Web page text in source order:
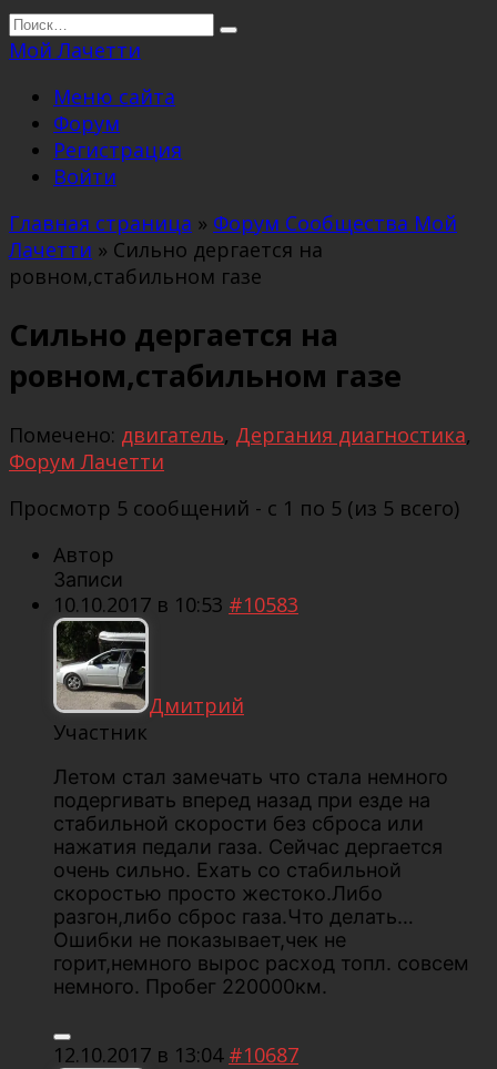
Перейти
к
Search
for:
Мой Лачетти
Меню сайта
Форум
Регистрация
Войти
Главная страница » Форум Сообщества Мой
Лачетти » Сильно дергается на
ровном,стабильном газе
Сильно дергается на
ровном,стабильном газе
Помечено: двигатель, Дергания диагностика,
Форум Лачетти
Просмотр 5 сообщений - с 1 по 5 (из 5 всего)
Автор
Записи
10.10.2017 в 10:53 #10583
Дмитрий
Участник
Летом стал замечать что стала немного
подергивать вперед назад при езде на
стабильной скорости без сброса или
нажатия педали газа. Сейчас дергается
очень сильно. Ехать со стабильной
скоростью просто жестоко.Либо
разгон,либо сброс газа.Что делать…
Ошибки не показывает,чек не
горит,немного вырос расход топл. совсем
немного. Пробег 220000км.
12.10.2017 в 13:04 #10687